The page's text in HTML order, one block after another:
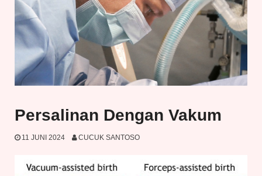
Persalinan Dengan Vakum
11 JUNI 2024 CUCUK SANTOSO